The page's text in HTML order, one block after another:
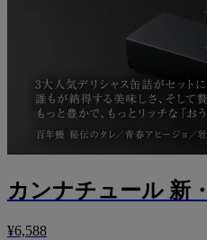
カンナチュール 新
¥6,588